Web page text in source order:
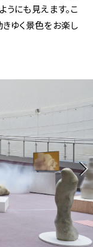
うにも見えます。こ
きゆく景色をお楽し